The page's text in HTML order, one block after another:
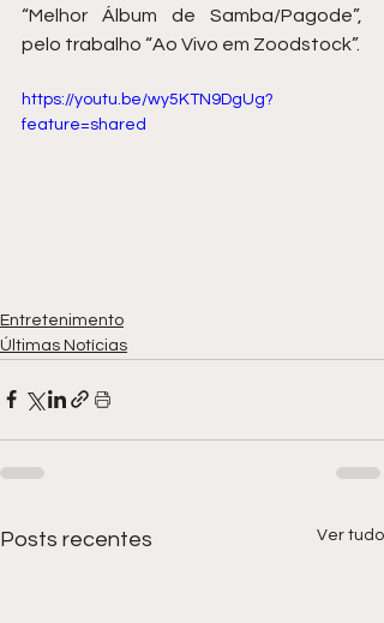
“Melhor Álbum de Samba/Pagode”,
pelo trabalho “Ao Vivo em Zoodstock”.
https://youtu.be/wy5KTN9DgUg?
feature=shared
Entretenimento
Últimas Notícias
Posts recentes Ver tudo